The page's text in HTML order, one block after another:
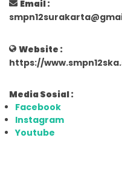
Email :
Website :
https://
Media Sosial :
Facebook
Instagram
Youtube